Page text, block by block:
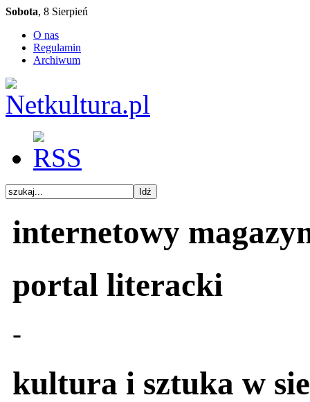
Sobota, 8 Sierpień
O nas
Regulamin
Archiwum
internetowy
portal literacki
-
kultura i sztuka w